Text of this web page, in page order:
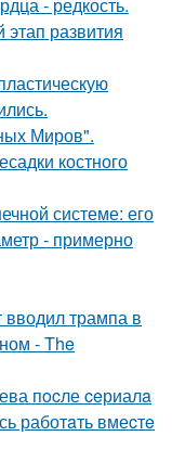
- редкость.
развития
Миров".
костного
системе: его
- примерно
трампа в
- The
пocле ceриалa
работaть вмеcтe